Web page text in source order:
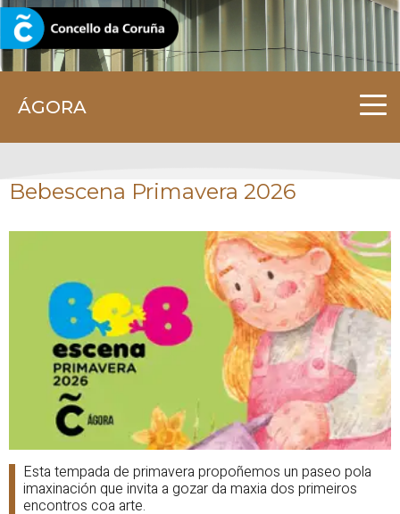
ÁGORA
CORUNA.GAL
Bebescena Primavera 2026
Esta tempada de primavera propoñemos un paseo pola
imaxinación que invita a gozar da maxia dos primeiros
encontros coa arte.